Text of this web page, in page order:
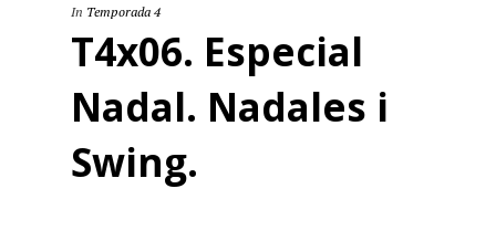
In Temporada 4
T4x06. Especial
Nadal. Nadales i
Swing.